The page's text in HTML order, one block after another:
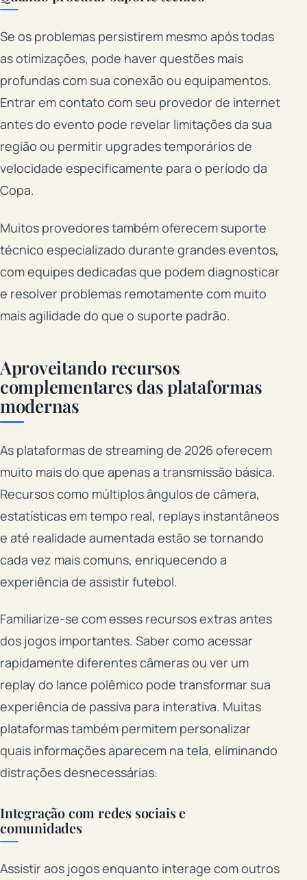
Se os problemas persistirem mesmo após todas
as otimizações, pode haver questões mais
profundas com sua conexão ou equipamentos.
Entrar em contato com seu provedor de internet
antes do evento pode revelar limitações da sua
região ou permitir upgrades temporários de
velocidade especificamente para o período da
Copa.
Muitos provedores também oferecem suporte
técnico especializado durante grandes eventos,
com equipes dedicadas que podem diagnosticar
e resolver problemas remotamente com muito
mais agilidade do que o suporte padrão.
Aproveitando recursos
complementares das plataformas
modernas
As plataformas de streaming de 2026 oferecem
muito mais do que apenas a transmissão básica.
Recursos como múltiplos ângulos de câmera,
estatísticas em tempo real, replays instantâneos
e até realidade aumentada estão se tornando
cada vez mais comuns, enriquecendo a
experiência de assistir futebol.
Familiarize-se com esses recursos extras antes
dos jogos importantes. Saber como acessar
rapidamente diferentes câmeras ou ver um
replay do lance polêmico pode transformar sua
experiência de passiva para interativa. Muitas
plataformas também permitem personalizar
quais informações aparecem na tela, eliminando
distrações desnecessárias.
Integração com redes sociais e
comunidades
Assistir aos jogos enquanto interage com outros